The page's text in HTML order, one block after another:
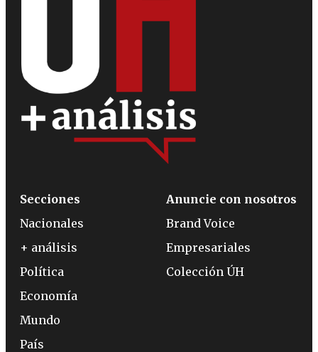
Secciones
Nacionales
+ análisis
Política
Economía
Mundo
País
Anuncie con nosotros
Brand Voice
Empresariales
Colección ÚH